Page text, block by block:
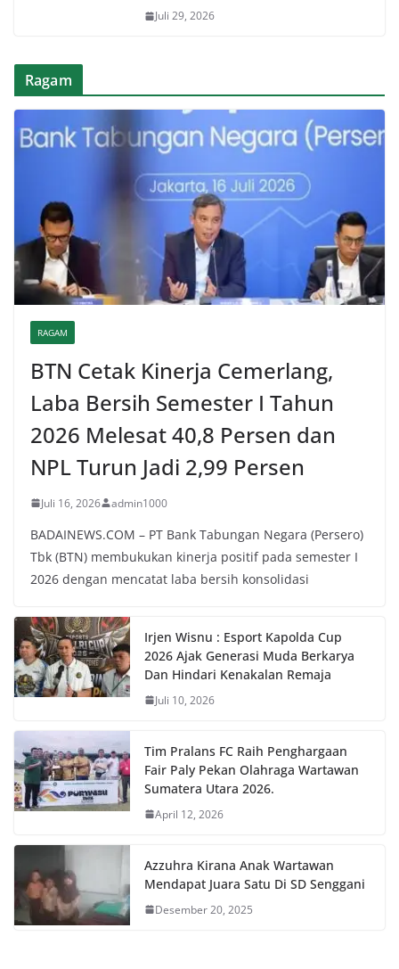
Juli 29, 2026
Ragam
RAGAM
BTN Cetak Kinerja Cemerlang,
Laba Bersih Semester I Tahun
2026 Melesat 40,8 Persen dan
NPL Turun Jadi 2,99 Persen
Juli 16, 2026 admin1000
BADAINEWS.COM – PT Bank Tabungan Negara (Persero)
Tbk (BTN) membukukan kinerja positif pada semester I
2026 dengan mencatat laba bersih konsolidasi
Irjen Wisnu : Esport Kapolda Cup
2026 Ajak Generasi Muda Berkarya
Dan Hindari Kenakalan Remaja
Juli 10, 2026
Tim Pralans FC Raih Penghargaan
Fair Paly Pekan Olahraga Wartawan
Sumatera Utara 2026.
April 12, 2026
Azzuhra Kirana Anak Wartawan
Mendapat Juara Satu Di SD Senggani
Desember 20, 2025